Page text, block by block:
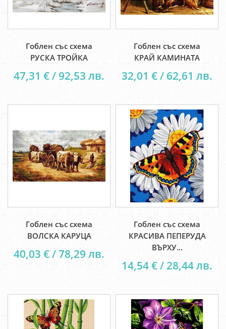
Гоблен със схема
РУСКА ТРОЙКА
47,31 € / 92,53 лв.
Гоблен със схема
КРАЙ КАМИНАТА
32,01 € / 62,61 лв.
Гоблен със схема
ВОЛСКА КАРУЦА
40,03 € / 78,29 лв.
Гоблен със схема
КРАСИВА ПЕПЕРУДА
ВЪРХУ...
14,54 € / 28,44 лв.